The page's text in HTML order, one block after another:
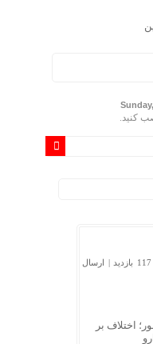
کنید.
117 بازدید
| ارسال
اختلاف بر